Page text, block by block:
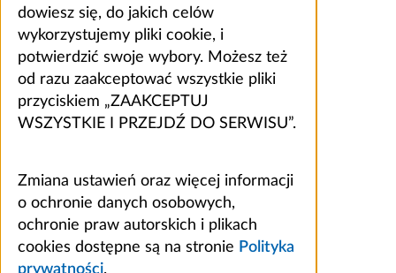
dowiesz się, do jakich celów
wykorzystujemy pliki cookie, i
potwierdzić swoje wybory. Możesz też
od razu zaakceptować wszystkie pliki
przyciskiem „ZAAKCEPTUJ
WSZYSTKIE I PRZEJDŹ DO SERWISU”.
Zmiana ustawień oraz więcej informacji
o ochronie danych osobowych,
ochronie praw autorskich i plikach
cookies dostępne są na stronie Polityka
prywatności.